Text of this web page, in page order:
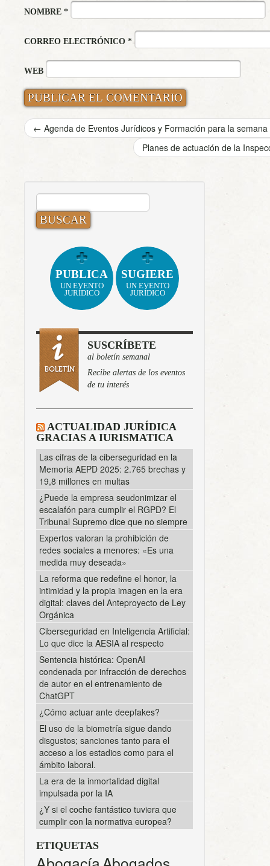
NOMBRE *
CORREO ELECTRÓNICO *
WEB
← Agenda de Eventos Jurídicos y Formación para la
Planes de actuación de la
BUSCAR:
PUBLICA
UN EVENTO
JURÍDICO
SUGIERE
UN EVENTO
JURÍDICO
SUSCRÍBETE
al boletín semanal
Recibe alertas de los eventos
de tu interés
ACTUALIDAD JURÍDICA
GRACIAS A IURISMATICA
Las cifras de la ciberseguridad en la
Memoria AEPD 2025: 2.765 brechas y
19,8 millones en multas
¿Puede la empresa seudonimizar el
escalafón para cumplir el RGPD? El
Tribunal Supremo dice que no siempre
Expertos valoran la prohibición de
redes sociales a menores: «Es una
medida muy deseada»
La reforma que redefine el honor, la
intimidad y la propia imagen en la era
digital: claves del Anteproyecto de Ley
Orgánica
Ciberseguridad en Inteligencia Artificial:
Lo que dice la AESIA al respecto
Sentencia histórica: OpenAI
condenada por infracción de derechos
de autor en el entrenamiento de
ChatGPT
¿Cómo actuar ante deepfakes?
El uso de la biometría sigue dando
disgustos; sanciones tanto para el
acceso a los estadios como para el
ámbito laboral.
La era de la inmortalidad digital
impulsada por la IA
¿Y si el coche fantástico tuviera que
cumplir con la normativa europea?
ETIQUETAS